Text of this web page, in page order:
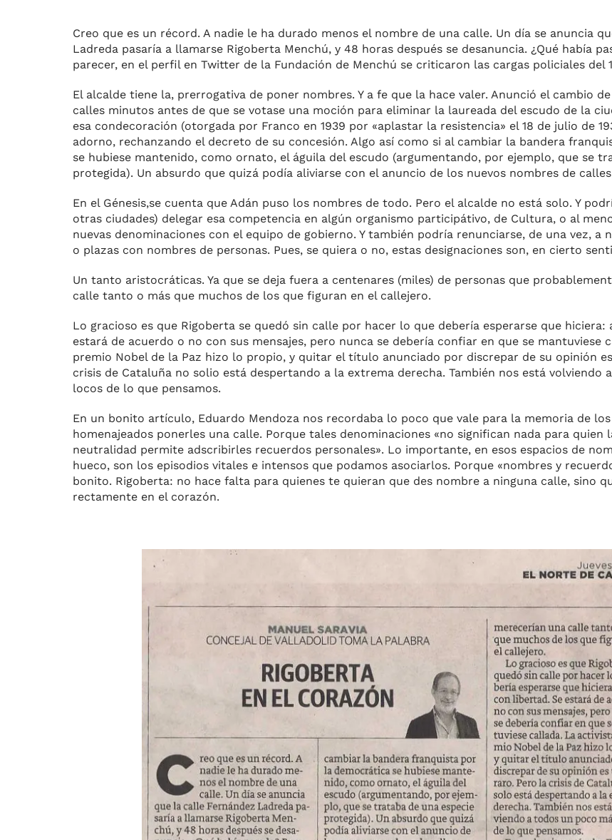
b
o
o
k
k
y
d
s
A
p
p
a
m
ar
ti
r
Creo que es un récord. A nadie le ha durado me­nos el nombre de una calle. Un día se anuncia
Ladreda pa­saría a llamarse Rigoberta Menchú, y 48 horas después se desanuncia. ¿Qué había
parecer, en el perfil en Twitter de la Fundación de Menchú se criticaron las cargas policiales del
El alcalde tiene la, prerrogativa de poner nombres. Y a fe que la hace valer. Anunció el cambio
calles mi­nutos antes de que se votase una moción para eliminar la laureada del escudo de la
esa condecoración (otorgada por Franco en 1939 por «aplastar la resistencia» el 18 de julio de
adorno, rechanzando el decreto de su concesión. Algo así como si al cambiar la bandera
se hubiese mante­nido, como ornato, el águila del escudo (argumentando, por ejem­plo, que se
protegida). Un absurdo que quizá podía aliviarse con el anuncio de los nuevos nombres de
En el Génesis,se cuenta que Adán puso los nombres de todo. Pero el alcalde no está solo. Y
otras ciuda­des) delegar esa competencia en algún organismo participátivo, de Cultura, o al
nuevas denominaciones con el equipo de gobierno. Y también po­dría renunciarse, de una vez, a
o plazas con nombres de personas. Pues, se quiera o no, estas designaciones son, en cierto
Un tanto aristocráticas. Ya que se deja fuera a centenares (miles) de personas que
calle tanto o más que muchos de los que figuran en el callejero.
Lo gracioso es que Rigoberta se quedó sin calle por hacer lo que de­bería esperarse que
estará de acuerdo o no con sus mensajes, pero nunca se debería confiar en que se man­tuviese
pre­mio Nobel de la Paz hizo lo propio, y quitar el título anunciado por discrepar de su opinión
crisis de Cataluña no solio está despertando a la extrema derecha. También nos está vol­viendo
locos de lo que pensamos.
En un bonito artículo, Eduardo Mendoza nos recordaba lo poco que vale para la memoria de
homenajeados poner­les una calle. Porque tales denomi­naciones «no significan nada para quien
neutrali­dad permite adscribirles recuerdos personales». Lo importante, en esos espacios de
hueco, son los episodios vi­tales e intensos que podamos aso­ciarlos. Porque «nombres y
bonito. Ri­goberta: no hace falta para quienes te quieran que des nombre a nin­guna calle, sino
rectamente en el corazón.